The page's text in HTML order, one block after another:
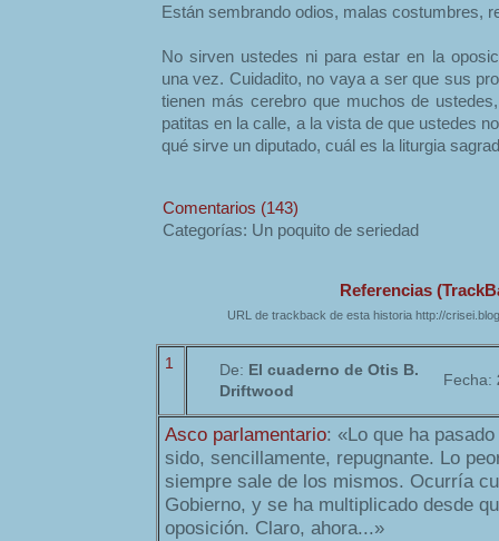
Están sembrando odios, malas costumbres,
No sirven ustedes ni para estar en la
una vez. Cuidadito, no vaya a ser que sus
tienen más cerebro que muchos de
patitas en la calle, a la vista de que ustedes
qué sirve un diputado, cuál es la liturgia
Comentarios (143)
Categorías: Un poquito de seriedad
Referencias
URL de trackback de esta historia http://
1 De: El cuaderno de Otis B.
Driftwood
Fecha:
Asco parlamentario: «Lo que ha
sido, sencillamente, repugnante. Lo
siempre sale de los mismos. Ocurría
Gobierno, y se ha multiplicado desde
oposición. Claro, ahora...»